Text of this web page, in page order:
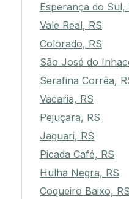
Esperança do Sul,
Vale Real, RS
Colorado, RS
São José do
Serafina Corrêa,
Vacaria, RS
Pejuçara, RS
Jaguari, RS
Picada Café, RS
Hulha Negra, RS
Coqueiro Baixo, RS